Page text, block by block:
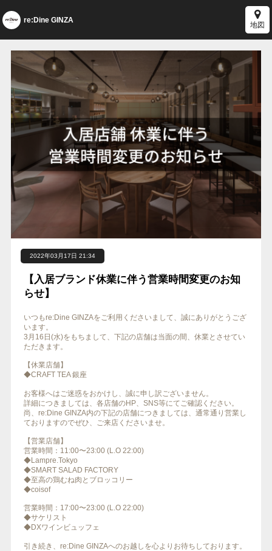
re:Dine GINZA
地図
2022年03月17日 21:34
【入居ブランド休業に伴う営業時間変更のお知
らせ】
いつもre:Dine GINZAをご利用くださいまして、誠にありがとうござ
います。
3月16日(水)をもちまして、下記の店舗は当面の間、休業とさせてい
ただきます。
【休業店舗】
◆CRAFT TEA 銀座
お客様へはご迷惑をおかけし、誠に申し訳ございません。
詳細につきましては、各店舗のHP、SNS等にてご確認ください。
尚、re:Dine GINZA内の下記の店舗につきましては、通常通り営業し
ておりますのでぜひ、ご来店くださいませ。
【営業店舗】
営業時間：11:00〜23:00 (L.O 22:00)
◆Lampre.Tokyo
◆SMART SALAD FACTORY
◆至高の鶏むね肉とブロッコリー
◆coisof
営業時間：17:00〜23:00 (L.O 22:00)
◆サケリスト
◆DXワインビュッフェ
引き続き、re:Dine GINZAへのお越しを心よりお待ちしております。